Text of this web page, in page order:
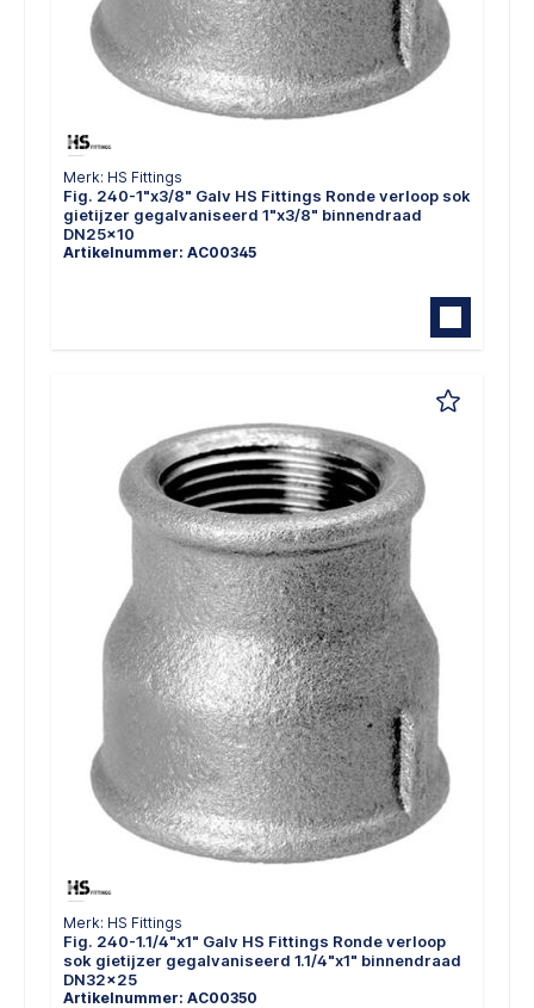
Merk: HS Fittings
Fig. 240-1"x3/8" Galv HS Fittings Ronde verloop sok
gietijzer gegalvaniseerd 1"x3/8" binnendraad
DN25x10
Artikelnummer: AC00345
Merk: HS Fittings
Fig. 240-1.1/4"x1" Galv HS Fittings Ronde verloop
sok gietijzer gegalvaniseerd 1.1/4"x1" binnendraad
DN32x25
Artikelnummer: AC00350